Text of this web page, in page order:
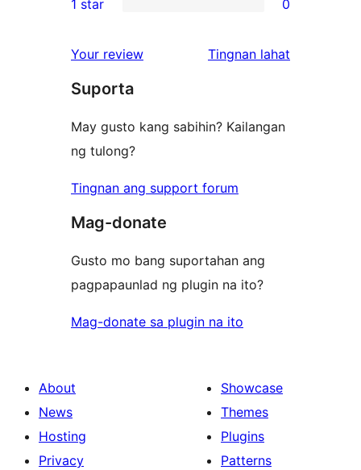
review
star
2-
reviews
star
reviews
1 star 0
Your review Tingnan lahat
Suporta
May gusto kang sabihin? Kailangan
ng tulong?
Tingnan ang support forum
Mag-donate
Gusto mo bang suportahan ang
pagpapaunlad ng plugin na ito?
Mag-donate sa plugin na ito
About
News
Hosting
Privacy
Showcase
Themes
Plugins
Patterns